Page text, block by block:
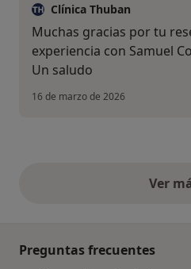
Clínica Thuban
Muchas gracias por tu
experiencia con Samuel
Un saludo
16 de marzo de 2026
Ver
Preguntas frecuentes